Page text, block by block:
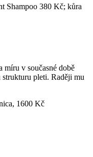
Shampoo 380 Kč; kůra
v současné době
pleti. Raději mu
1600 Kč